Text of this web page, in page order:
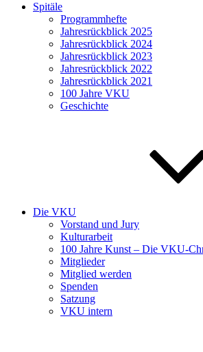
Spitäle
Programmhefte
Jahresrückblick 2025
Jahresrückblick 2024
Jahresrückblick 2023
Jahresrückblick 2022
Jahresrückblick 2021
100 Jahre VKU
Geschichte
Die VKU
Vorstand und Jury
Kulturarbeit
100 Jahre Kunst – Die VKU-
Mitglieder
Mitglied werden
Spenden
Satzung
VKU intern